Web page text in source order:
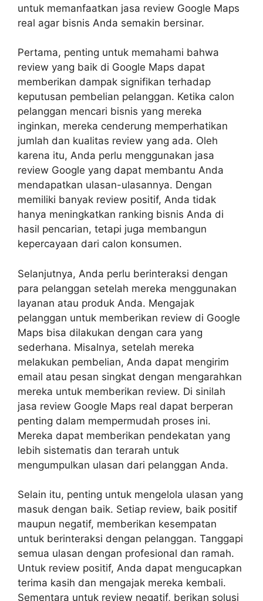
untuk memanfaatkan jasa review Google Maps
real agar bisnis Anda semakin bersinar.
Pertama, penting untuk memahami bahwa
review yang baik di Google Maps dapat
memberikan dampak signifikan terhadap
keputusan pembelian pelanggan. Ketika calon
pelanggan mencari bisnis yang mereka
inginkan, mereka cenderung memperhatikan
jumlah dan kualitas review yang ada. Oleh
karena itu, Anda perlu menggunakan jasa
review Google yang dapat membantu Anda
mendapatkan ulasan-ulasannya. Dengan
memiliki banyak review positif, Anda tidak
hanya meningkatkan ranking bisnis Anda di
hasil pencarian, tetapi juga membangun
kepercayaan dari calon konsumen.
Selanjutnya, Anda perlu berinteraksi dengan
para pelanggan setelah mereka menggunakan
layanan atau produk Anda. Mengajak
pelanggan untuk memberikan review di Google
Maps bisa dilakukan dengan cara yang
sederhana. Misalnya, setelah mereka
melakukan pembelian, Anda dapat mengirim
email atau pesan singkat dengan mengarahkan
mereka untuk memberikan review. Di sinilah
jasa review Google Maps real dapat berperan
penting dalam mempermudah proses ini.
Mereka dapat memberikan pendekatan yang
lebih sistematis dan terarah untuk
mengumpulkan ulasan dari pelanggan Anda.
Selain itu, penting untuk mengelola ulasan yang
masuk dengan baik. Setiap review, baik positif
maupun negatif, memberikan kesempatan
untuk berinteraksi dengan pelanggan. Tanggapi
semua ulasan dengan profesional dan ramah.
Untuk review positif, Anda dapat mengucapkan
terima kasih dan mengajak mereka kembali.
Sementara untuk review negatif, berikan solusi